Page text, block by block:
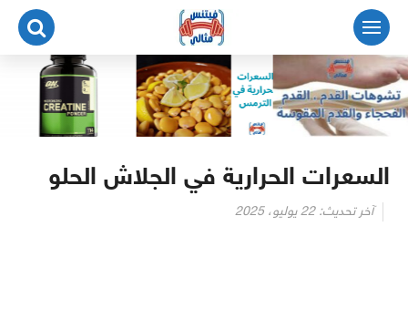
التجاوز
المحتوى
السعرات الحرارية في الجلاش الحلو
آخر تحديث: 22 يوليو، 2025